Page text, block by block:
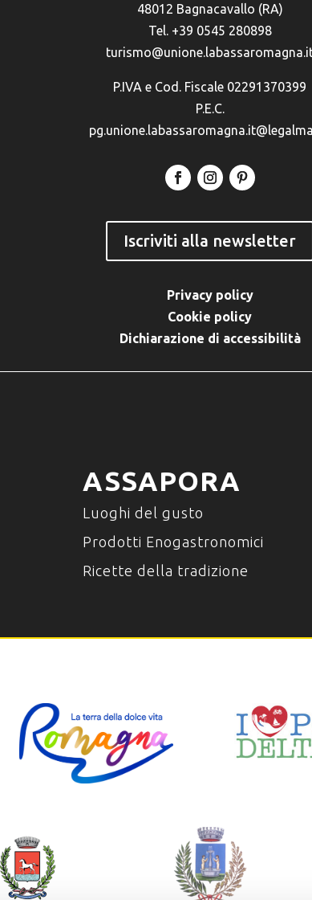
48012 Bagnacavallo (RA)
Tel. +39 0545 280898
P.IVA e Cod. Fiscale 02291370399
P.E.C.
Iscriviti alla newsletter
Privacy policy
Cookie policy
Dichiarazione di accessibilità
ASSAPORA
Luoghi del gusto
Prodotti Enogastronomici
Ricette della tradizione